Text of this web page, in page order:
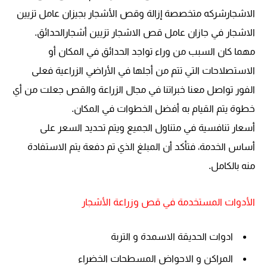
الاشجارشركه متخصصة إزالة وقص الأشجار بجيزان عامل تزيين
الاشجار في جازان عامل قص الاشجار تزيين أشجارالحدائق.
مهما كان السبب من وراء تواجد الحدائق في المكان أو
الاستصلاحات التي تتم من أجلها في الأراضي الزراعية فعلى
الفور تواصل معنا خبراتنا في مجال الزراعة والقص جعلت من أي
خطوة يتم القيام به أفضل الخطوات في المكان.
أسعار تنافسية في متناول الجميع ويتم تحديد السعر على
أساس الخدمة، فتأكد أن المبلغ الذي تم دفعة يتم الاستفادة
منه بالكامل.
الأدوات المستخدمة في قص وزراعة الأشجار
ادوات الحديقة الاسمدة و التربة
المراكن و الاحواض المسطحات الخضراء